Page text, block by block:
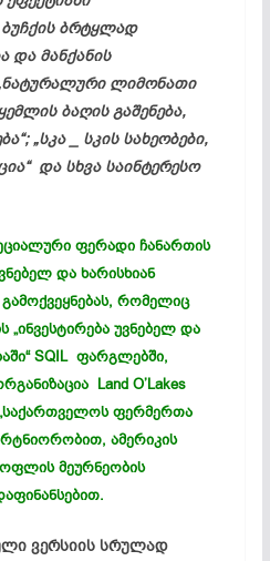
ბუჩქის ბრტყლად
და მანქანის
ლიმონათი
ბაღის გაშენება,
„სკა _ სკის სახეობები,
“ და სხვა საინტერესო
ფერადი ჩანართის
და ხარისხიან
რომელიც
უვნებელ და
SQIL ფარგლებში,
Land O’Lakes
ფერმერთა
ამერიკის
მეურნეობის
ვერსიის სრულად